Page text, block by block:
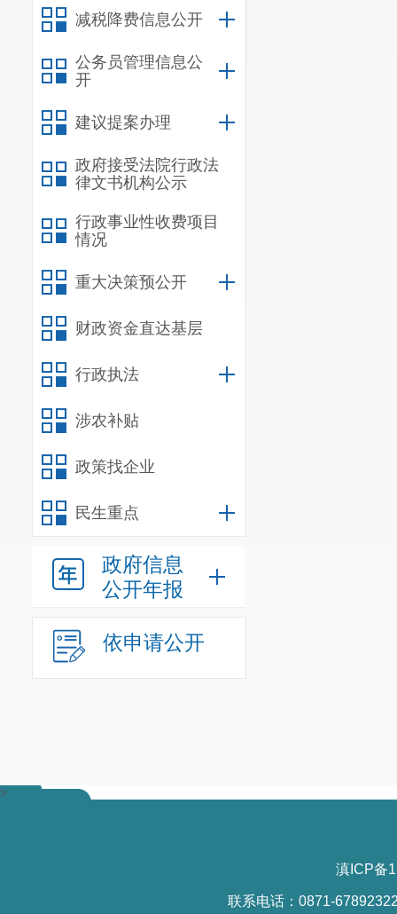
减税降费信息公开
公务员管理信息公
开
建议提案办理
政府接受法院行政法
律文书机构公示
行政事业性收费项目
情况
重大决策预公开
财政资金直达基层
行政执法
涉农补贴
政策找企业
民生重点
政府信息
公开年报
依申请公开
>
滇ICP备
联系电话：0871-